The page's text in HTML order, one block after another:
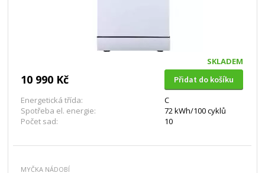
SKLADEM
10 990 Kč
Přidat do košíku
Energetická třída:
C
Spotřeba el. energie:
72 kWh/100 cyklů
Počet sad:
10
MYČKA NÁDOBÍ